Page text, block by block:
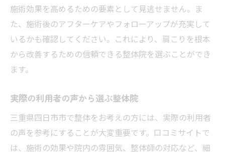
施術効果を高めるための要素として見逃せません。ま
た、施術後のアフターケアやフォローアップが充実して
いるかも確認してください。これにより、肩こりを根本
から改善するための信頼できる整体院を選ぶことができ
ます。
実際の利用者の声から選ぶ整体院
三重県四日市市で整体をお考えの方には、実際の利用者
の声を参考にすることが大変重要です。口コミサイトで
は、施術の効果や院内の雰囲気、整体師の対応など、細